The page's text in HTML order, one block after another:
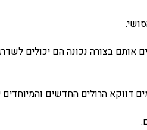
בצורה נכונה הם יכולים
דווקא הרולים החדשים והמיוחדים